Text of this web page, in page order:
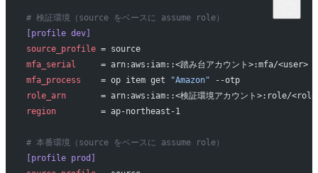
# 検証環境（source をベースに assume role）
[profile dev]
source_profile = source
mfa_serial
     = arn:aws:iam::<踏み台アカウント>:mfa/<user>
mfa_process
    = op item get
"Amazon" --otp
role_arn
= arn:aws:iam::<検証環境アカウント>:role/
region
         = ap-northeast-1
# 本番環境（source をベースに assume role）
[profile prod]